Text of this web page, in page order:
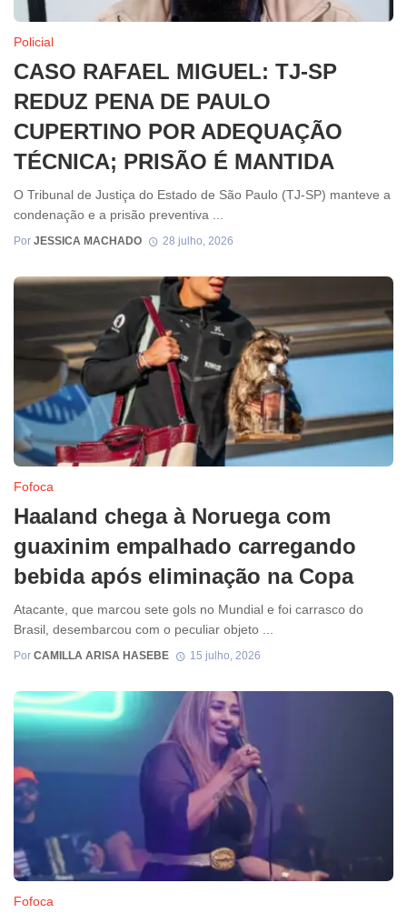
Policial
CASO RAFAEL MIGUEL: TJ-SP
REDUZ PENA DE PAULO
CUPERTINO POR ADEQUAÇÃO
TÉCNICA; PRISÃO É MANTIDA
O Tribunal de Justiça do Estado de São Paulo (TJ-SP) manteve a
condenação e a prisão preventiva ...
Por JESSICA MACHADO 28 julho, 2026
Fofoca
Haaland chega à Noruega com
guaxinim empalhado carregando
bebida após eliminação na Copa
Atacante, que marcou sete gols no Mundial e foi carrasco do
Brasil, desembarcou com o peculiar objeto ...
Por CAMILLA ARISA HASEBE 15 julho, 2026
Fofoca